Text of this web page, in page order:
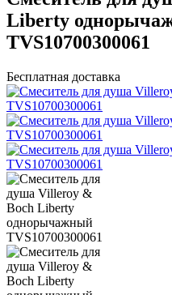
Liberty
TVS10700300061
Бесплатная доставка